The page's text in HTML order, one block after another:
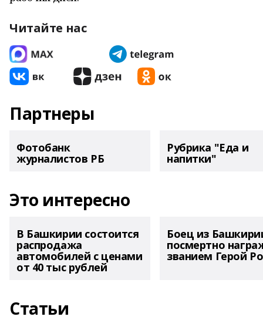
Читайте нас
Партнеры
Фотобанк
журналистов РБ
Рубрика "Еда и
напитки"
Это интересно
В Башкирии состоится
распродажа
автомобилей с ценами
от 40 тыс рублей
Боец из
посмертно
званием Герой
Статьи